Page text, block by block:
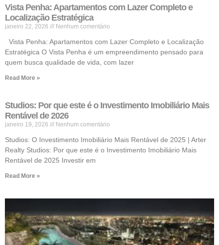
Vista Penha: Apartamentos com Lazer Completo e
Localização Estratégica
janeiro 22, 2026 Nenhum comentário
Vista Penha: Apartamentos com Lazer Completo e Localização
Estratégica O Vista Penha é um empreendimento pensado para
quem busca qualidade de vida, com lazer
Read More »
Studios: Por que este é o Investimento Imobiliário Mais
Rentável de 2026
janeiro 19, 2026 Nenhum comentário
Studios: O Investimento Imobiliário Mais Rentável de 2025 | Arter
Realty Studios: Por que este é o Investimento Imobiliário Mais
Rentável de 2025 Investir em
Read More »